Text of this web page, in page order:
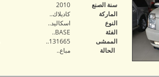
سنة الصنع
2010
الماركة
كاديلاك..
النوع
اسكاليد..
الفئة
BASE..
الممشى
131665..
الحالة
مباع..